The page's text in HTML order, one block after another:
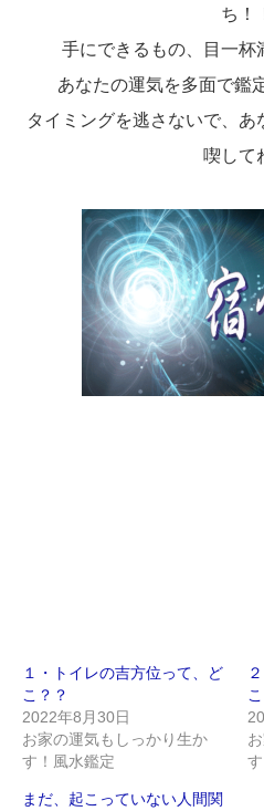
ち！
手にできるもの、目一杯
あなたの運気を多面で鑑
タイミングを逃さないで、
喫して
１・トイレの吉方位って、ど
こ？？
2022年8月30日
お家の運気もしっかり生か
す！風水鑑定
まだ、起こっていない人間関